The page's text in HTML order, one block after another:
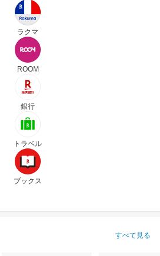
ラクマ
ROOM
銀行
トラベル
ブックス
すべて見る